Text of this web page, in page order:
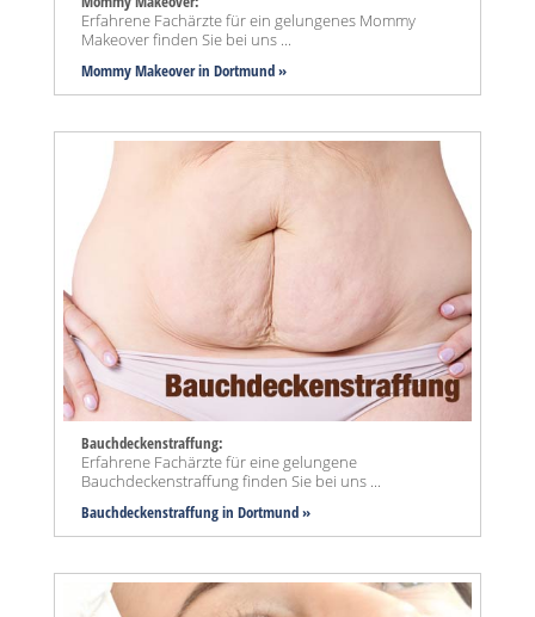
Erfahrene Fachärzte für ein gelungenes Mommy
Makeover finden Sie bei uns ...
Mommy Makeoverin Dortmund »
Bauchdeckenstraffung:
Erfahrene Fachärzte für eine gelungene
Bauchdeckenstraffung finden Sie bei uns ...
Bauchdeckenstraffungin Dortmund »